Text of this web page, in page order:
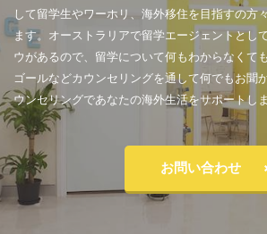
して留学生やワーホリ、海外移住を目指すの方
ます。オーストラリアで留学エージェントとし
ウがあるので、留学について何もわからなくて
ゴールなどカウンセリングを通して何でもお聞
ウンセリングであなたの海外生活をサポートしま
お問い合わせ